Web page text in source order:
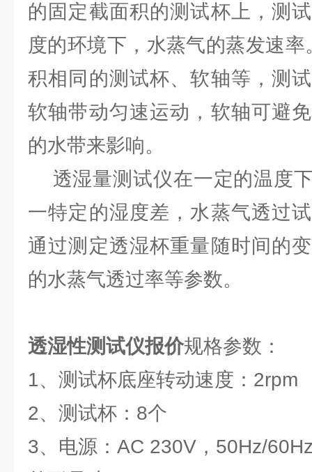
的固定截面积的测试杯上，测
度的环境下，水蒸气的蒸发速
积相同的测试杯、软轴等，测
软轴带动匀速运动，软轴可避
的水带来影响。
透湿量测试仪在一定的温度
一特定的湿度差，水蒸气透过
通过测定透湿杯重量随时间的
的水蒸气透过率等参数。
透湿性测试仪报价规格参数：
1、测试杯底座转动速度：2rpm
2、测试杯：8个
3、电源：AC 230V，50Hz/